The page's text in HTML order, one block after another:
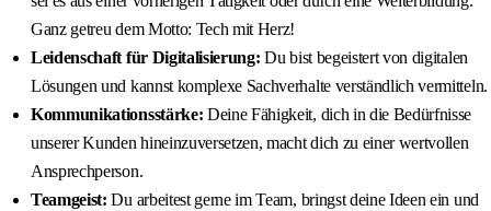
Ganz getreu dem Motto: Tech mit Herz!
Leidenschaft für Digitalisierung: Du bist begeistert von digitalen
Lösungen und kannst komplexe Sachverhalte verständlich vermitteln.
Kommunikationsstärke: Deine Fähigkeit, dich in die Bedürfnisse
unserer Kunden hineinzuversetzen, macht dich zu einer wertvollen
Ansprechperson.
Teamgeist: Du arbeitest gerne im Team, bringst deine Ideen ein und